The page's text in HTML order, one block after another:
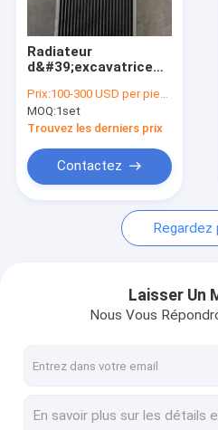
Radiateur de bouteur
Radiateur de camion lourd
Radiateurs diesel de camion
Refroidisseur intermédiaire
Radiateur de générateur
Radiateur
d&#39;excavatrice
Échangeur de chaleur
complet de qualité
commerciale
Prix:100-300 USD per piece
MOQ:1set
Trouvez les derniers prix
Contactez
Regardez
Laisser Un
Nous Vous